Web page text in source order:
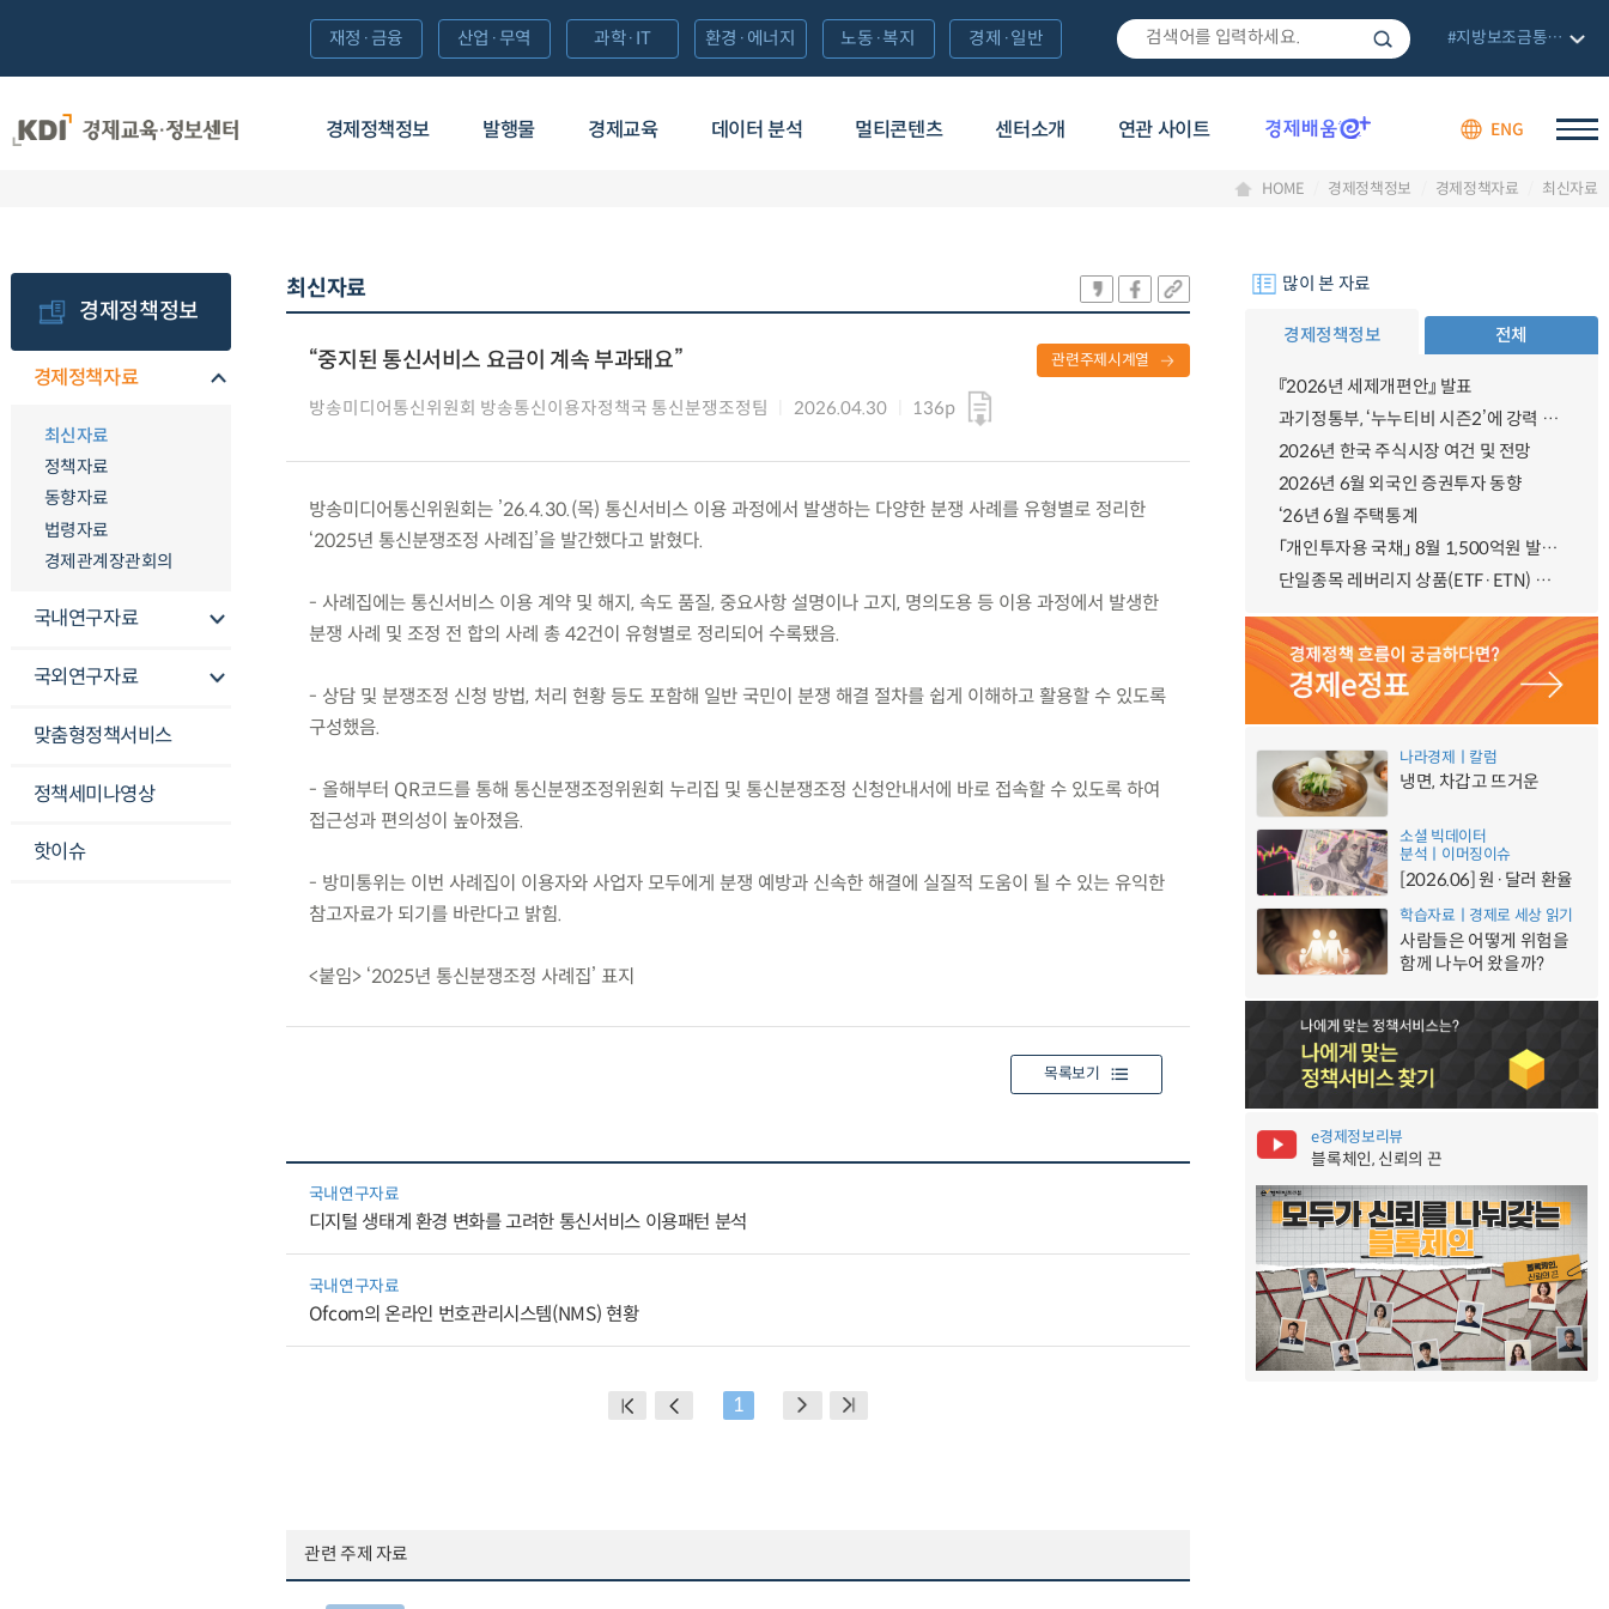
경제정책정보 발행물 경제교육 데이터 분석 멀티콘텐츠 센터소개 연관 사이트 ENG
재정·금융 산업·무역 과학·IT 환경·에너지 노동·복지 경제·일반 #지방보조금통합관리망
HOME 경제정책정보 경제정책자료 최신자료
경제정책정보
경제정책자료
최신자료
정책자료
동향자료
법령자료
경제관계장관회의
국내연구자료
국외연구자료
맞춤형정책서비스
정책세미나영상
핫이슈
최신자료
“중지된 통신서비스 요금이 계속 부과돼요”
방송미디어통신위원회 방송통신이용자정책국 통신분쟁조정팀 2026.04.30 136p
관련주제시계열
방송미디어통신위원회는 ’26.4.30.(목) 통신서비스 이용 과정에서 발생하는 다양한 분쟁 사례를 유형별로 정리한
‘2025년 통신분쟁조정 사례집’을 발간했다고 밝혔다.
- 사례집에는 통신서비스 이용 계약 및 해지, 속도 품질, 중요사항 설명이나 고지, 명의도용 등 이용 과정에서 발생한
분쟁 사례 및 조정 전 합의 사례 총 42건이 유형별로 정리되어 수록됐음.
- 상담 및 분쟁조정 신청 방법, 처리 현황 등도 포함해 일반 국민이 분쟁 해결 절차를 쉽게 이해하고 활용할 수 있도록
구성했음.
- 올해부터 QR코드를 통해 통신분쟁조정위원회 누리집 및 통신분쟁조정 신청안내서에 바로 접속할 수 있도록 하여
접근성과 편의성이 높아졌음.
- 방미통위는 이번 사례집이 이용자와 사업자 모두에게 분쟁 예방과 신속한 해결에 실질적 도움이 될 수 있는 유익한
참고자료가 되기를 바란다고 밝힘.
<붙임> ‘2025년 통신분쟁조정 사례집’ 표지
목록보기
국내연구자료
디지털 생태계 환경 변화를 고려한 통신서비스 이용패턴 분석
국내연구자료
Ofcom의 온라인 번호관리시스템(NMS) 현황
1
관련 주제 자료
많이 본 자료
경제정책정보 전체
『2026년 세제개편안』 발표
과기정통부, ‘누누티비 시즌2’에 강력 대응 의지 밝혀
2026년 한국 주식시장 여건 및 전망
2026년 6월 외국인 증권투자 동향
‘26년 6월 주택통계
「개인투자용 국채」 8월 1,500억원 발행 예정
단일종목 레버리지 상품(ETF·ETN) 기본예탁금 강화 조기시행 방안 안내
나라경제ㅣ칼럼
냉면, 차갑고 뜨거운
소셜 빅데이터
분석ㅣ이머징이슈
[2026.06] 원·달러 환율
학습자료ㅣ경제로 세상 읽기
사람들은 어떻게 위험을
함께 나누어 왔을까?
e경제정보리뷰
블록체인, 신뢰의 끈